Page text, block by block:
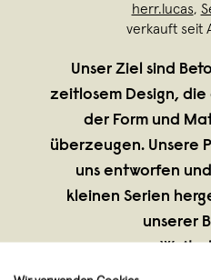
herr.lucas,
verkauft seit
Unser Ziel sind
zeitlosem Design,
der Form und
überzeugen. Unsere
uns entworfen
kleinen Serien
unserer